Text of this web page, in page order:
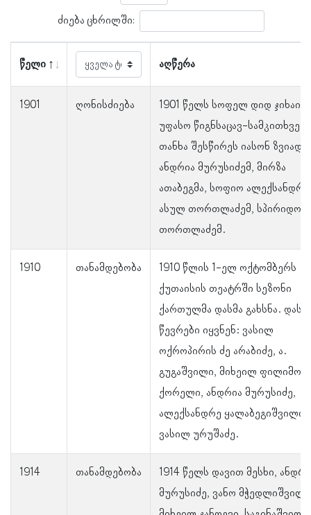
ძიება ცხრილში:
წელი აღწერა
1901 ღონისძიება
1901 წელს სოფელ დიდ
უფასო წიგნსაცავ-
თანხა შესწირეს იასონ
ანდრია მურუსიძემ, მირზა
ათაბეგმა, სოფიო
ასულ თორთლაძემ, სპირიდონ
თორთლაძემ.
1910 თანამდებობა
1910 წლის 1-ელ ოქტომბერს
ქუთაისის თეატრში სეზონი
ქართულმა დასმა გახსნა.
წევრები იყვნენ: ვასილ
ოქროპირის ძე არაბიძე, ა.
გუგაშვილი, მიხეილ
ქორელი, ანდრია მურუსიძე,
ალექსანდრე ყალაბეგიშვილი
ვასილ ურუშაძე.
1914 თანამდებობა
1914 წელს დავით მესხი,
მურუსიძე, ვანო